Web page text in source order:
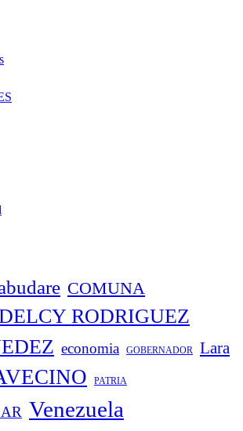
COMUNA
RODRIGUEZ
economia GOBERNADOR Lara
PATRIA
Venezuela